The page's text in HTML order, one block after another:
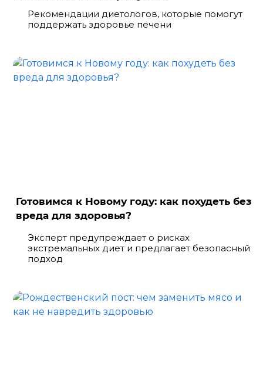
Рекомендации диетологов, которые помогут
поддержать здоровье печени
Готовимся к Новому году: как похудеть без
вреда для здоровья?
Эксперт предупреждает о рисках
экстремальных диет и предлагает безопасный
подход